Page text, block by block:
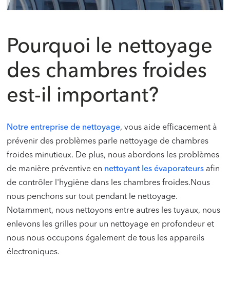
Pourquoi le nettoyage
des chambres froides
est-il important?
Notre entreprise de nettoyage, vous aide efficacement à
prévenir des problèmes parle nettoyage de chambres
froides minutieux. De plus, nous abordons les problèmes
de manière préventive en nettoyant les évaporateurs afin
de contrôler l'hygiène dans les chambres froides.Nous
nous penchons sur tout pendant le nettoyage.
Notamment, nous nettoyons entre autres les tuyaux, nous
enlevons les grilles pour un nettoyage en profondeur et
nous nous occupons également de tous les appareils
électroniques.